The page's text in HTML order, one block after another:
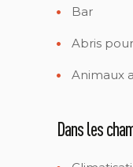
Bar
Abris
Animaux
Dans les